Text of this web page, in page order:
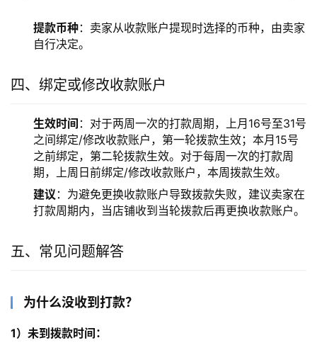
提款币种：卖家从收款账户提现时选择的币种，由卖家
自行决定。
四、绑定或修改收款账户
生效时间 ：对于两周一次的打款周期，上月16号至31号
之间绑定/修改收款账户，第一轮拨款生效；本月15号
之前绑定，第二轮拨款生效。对于每周一次的打款周
期，上周日前绑定/修改收款账户，本周拨款生效。
建议 ：为避免更换收款账户导致拨款失败，建议卖家在
打款周期内，当店铺收到当轮拨款后再更换收款账户。
五、常见问题解答
为什么没收到打款？
1）未到拨款时间：